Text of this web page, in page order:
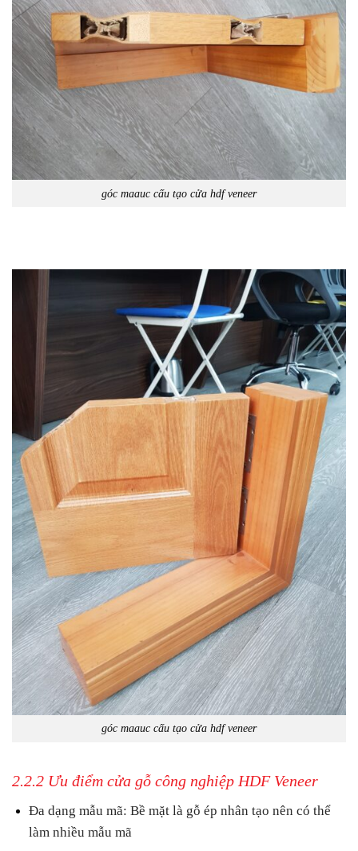
góc maauc cấu tạo cửa hdf veneer
góc maauc cấu tạo cửa hdf veneer
2.2.2 Ưu điểm cửa gỗ công nghiệp HDF Veneer
Đa dạng mẫu mã: Bề mặt là gỗ ép nhân tạo nên có thể
làm nhiều mẫu mã